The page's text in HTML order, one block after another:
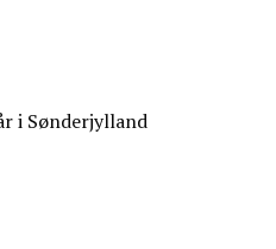
i Sønderjylland